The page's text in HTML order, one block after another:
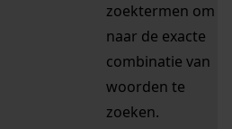
zoektermen om
naar de exacte
combinatie van
woorden te
zoeken.